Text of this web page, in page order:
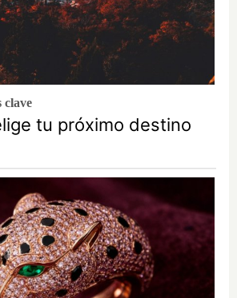
clave
tu próximo destino